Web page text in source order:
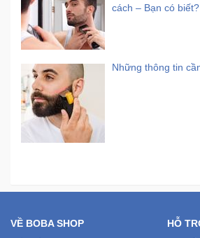
cách – Bạn có biết?
Những thông tin
VỀ BOBA SHOP HỖ